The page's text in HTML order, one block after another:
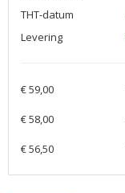
THT-datum
Levering
€ 59,00
€ 58,00
€ 56,50